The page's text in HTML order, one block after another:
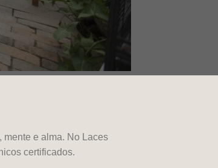
mente e alma. No Laces
certificados.